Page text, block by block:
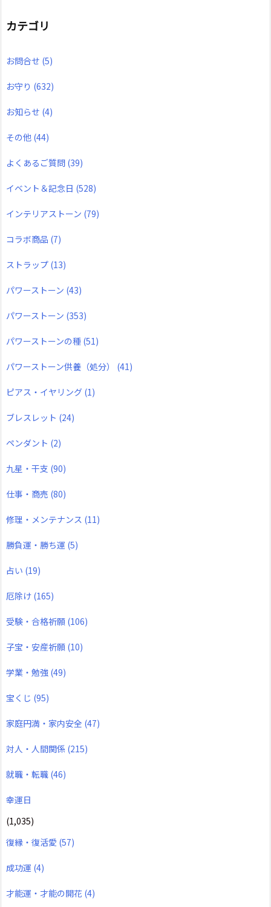
カテゴリ
お問合せ (5)
お守り (632)
お知らせ (4)
その他 (44)
よくあるご質問 (39)
イベント＆記念日 (528)
インテリアストーン (79)
コラボ商品 (7)
ストラップ (13)
パワーストーン (43)
パワーストーン (353)
パワーストーンの種 (51)
パワーストーン供養（処分） (41)
ピアス・イヤリング (1)
ブレスレット (24)
ペンダント (2)
九星・干支 (90)
仕事・商売 (80)
修理・メンテナンス (11)
勝負運・勝ち運 (5)
占い (19)
厄除け (165)
受験・合格祈願 (106)
子宝・安産祈願 (10)
学業・勉強 (49)
宝くじ (95)
家庭円満・家内安全 (47)
対人・人間関係 (215)
就職・転職 (46)
幸運日
(1,035)
復縁・復活愛 (57)
成功運 (4)
才能運・才能の開花 (4)